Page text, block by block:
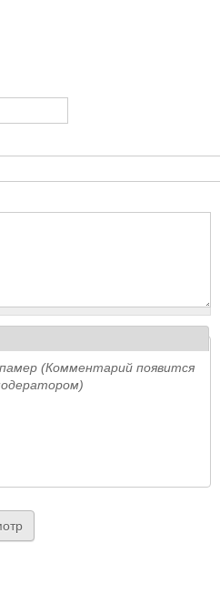
(Комментарий появится